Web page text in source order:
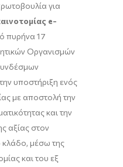
για
e-
πυρήνα 17
Οργανισμών
υποστήριξη ενός
με αποστολή την
και την
αξίας στον
κλάδο, μέσω της
και του εξ